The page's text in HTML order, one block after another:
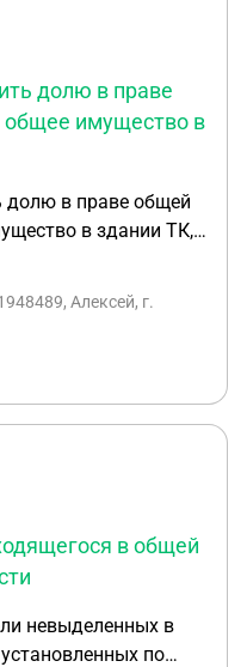
долю в праве
общее имущество в
долю в праве общей
в здании ТК,
помещение
в пропорции
. На земельный
право общей
выделены в
Алексей, г.
в общей
невыделенных в
по